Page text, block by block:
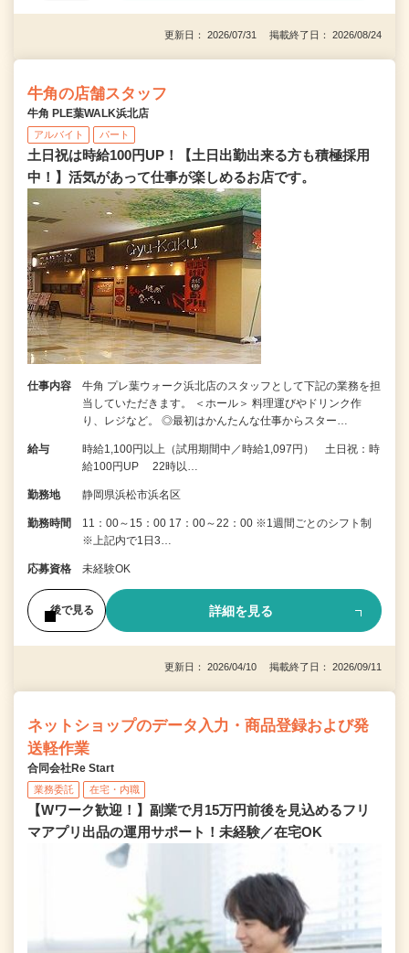
更新日： 2026/07/31 掲載終了日： 2026/08/24
牛角の店舗スタッフ
牛角 PLE葉WALK浜北店
アルバイト パート
土日祝は時給100円UP！【土日出勤出来る方も積極採用
中！】活気があって仕事が楽しめるお店です。
仕事内容
牛角 プレ葉ウォーク浜北店のスタッフとして下記の業務を担
当していただきます。 ＜ホール＞ 料理運びやドリンク作
り、レジなど。 ◎最初はかんたんな仕事からスター…
給与
時給1,100円以上（試用期間中／時給1,097円） 土日祝：時
給100円UP 22時以…
勤務地 静岡県浜松市浜名区
勤務時間
11：00～15：00 17：00～22：00 ※1週間ごとのシフト制
※上記内で1日3…
応募資格 未経験OK
後で見る 詳細を見る
更新日： 2026/04/10 掲載終了日： 2026/09/11
ネットショップのデータ入力・商品登録および発
送軽作業
合同会社Re Start
業務委託 在宅・内職
【Wワーク歓迎！】副業で月15万円前後を見込めるフリ
マアプリ出品の運用サポート！未経験／在宅OK